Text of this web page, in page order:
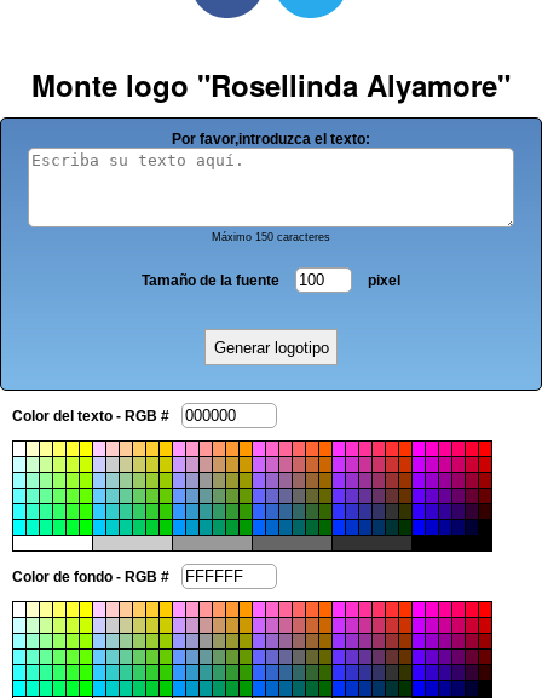
Monte logo "Rosellinda Alyamore"
Por favor,introduzca el texto:
Máximo 150 caracteres
Tamaño de la fuente pixel
Color del texto - RGB #
Color de fondo - RGB #